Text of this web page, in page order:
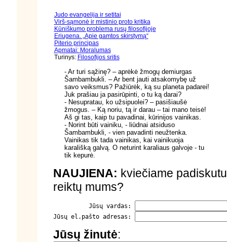
Judo evangelija ir setitai
Virš-sąmonė ir mistinio proto kritika
Kūniškumo problema rusų filosofijoje
Eriugena. „Apie gamtos skirstymą“
Piterio principas
Apmatai: Moralumas
Turinys: Filosofijos sritis
- Ar turi sąžinę? – aprėkė žmogų demiurgas
Šambambukli. – Ar bent jauti atsakomybę už
savo veiksmus? Pažiūrėk, ką su planeta padarei!
Juk prašiau ja pasirūpinti, o tu ką darai?
- Nesupratau, ko užsipuolei? – pasišiaušė
žmogus. – Ką noriu, tą ir darau – tai mano teisė!
Aš gi tas, kaip tu pavadinai, kūrinijos vainikas.
- Norint būti vainiku, - liūdnai atsiduso
Šambambukli, - vien pavadinti neužtenka.
Vainikas tik tada vainikas, kai vainikuoja
karališką galvą. O neturint karaliaus galvoje - tu
tik kepurė.
NAUJIENA: kviečiame
reiktų mums?
Jūsų vardas:
Jūsų el.pašto adresas:
Jūsų žinutė: